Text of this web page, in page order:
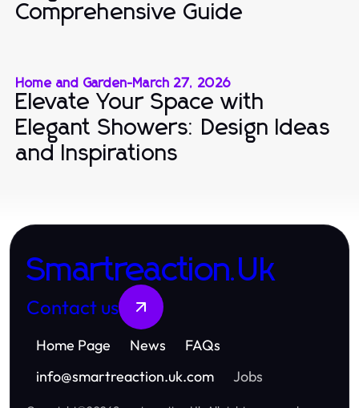
Comprehensive Guide
Home and Garden-March 27, 2026
Elevate Your Space with
Elegant Showers: Design Ideas
and Inspirations
Smartreaction.Uk
Contact us
Home Page News
FAQs
info@smartreaction.uk.com Jobs